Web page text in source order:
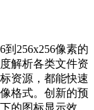
256x256像素的
解析各类文件资
资源，都能快速
格式。创新的预